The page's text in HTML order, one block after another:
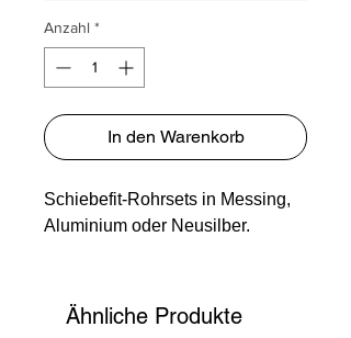
Anzahl *
In den Warenkorb
Schiebefit-Rohrsets in Messing,
Aluminium oder Neusilber.
Ähnliche Produkte